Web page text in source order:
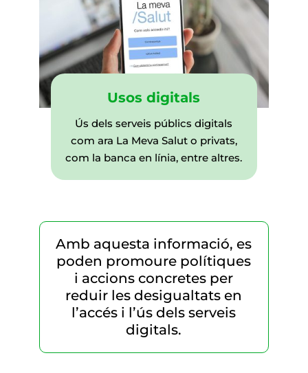
Usos digitals
Ús dels serveis públics digitals
com ara La Meva Salut o privats,
com la banca en línia, entre altres.
Amb aquesta informació, es
poden promoure polítiques
i accions concretes per
reduir les desigualtats en
l’accés i l’ús dels serveis
digitals.